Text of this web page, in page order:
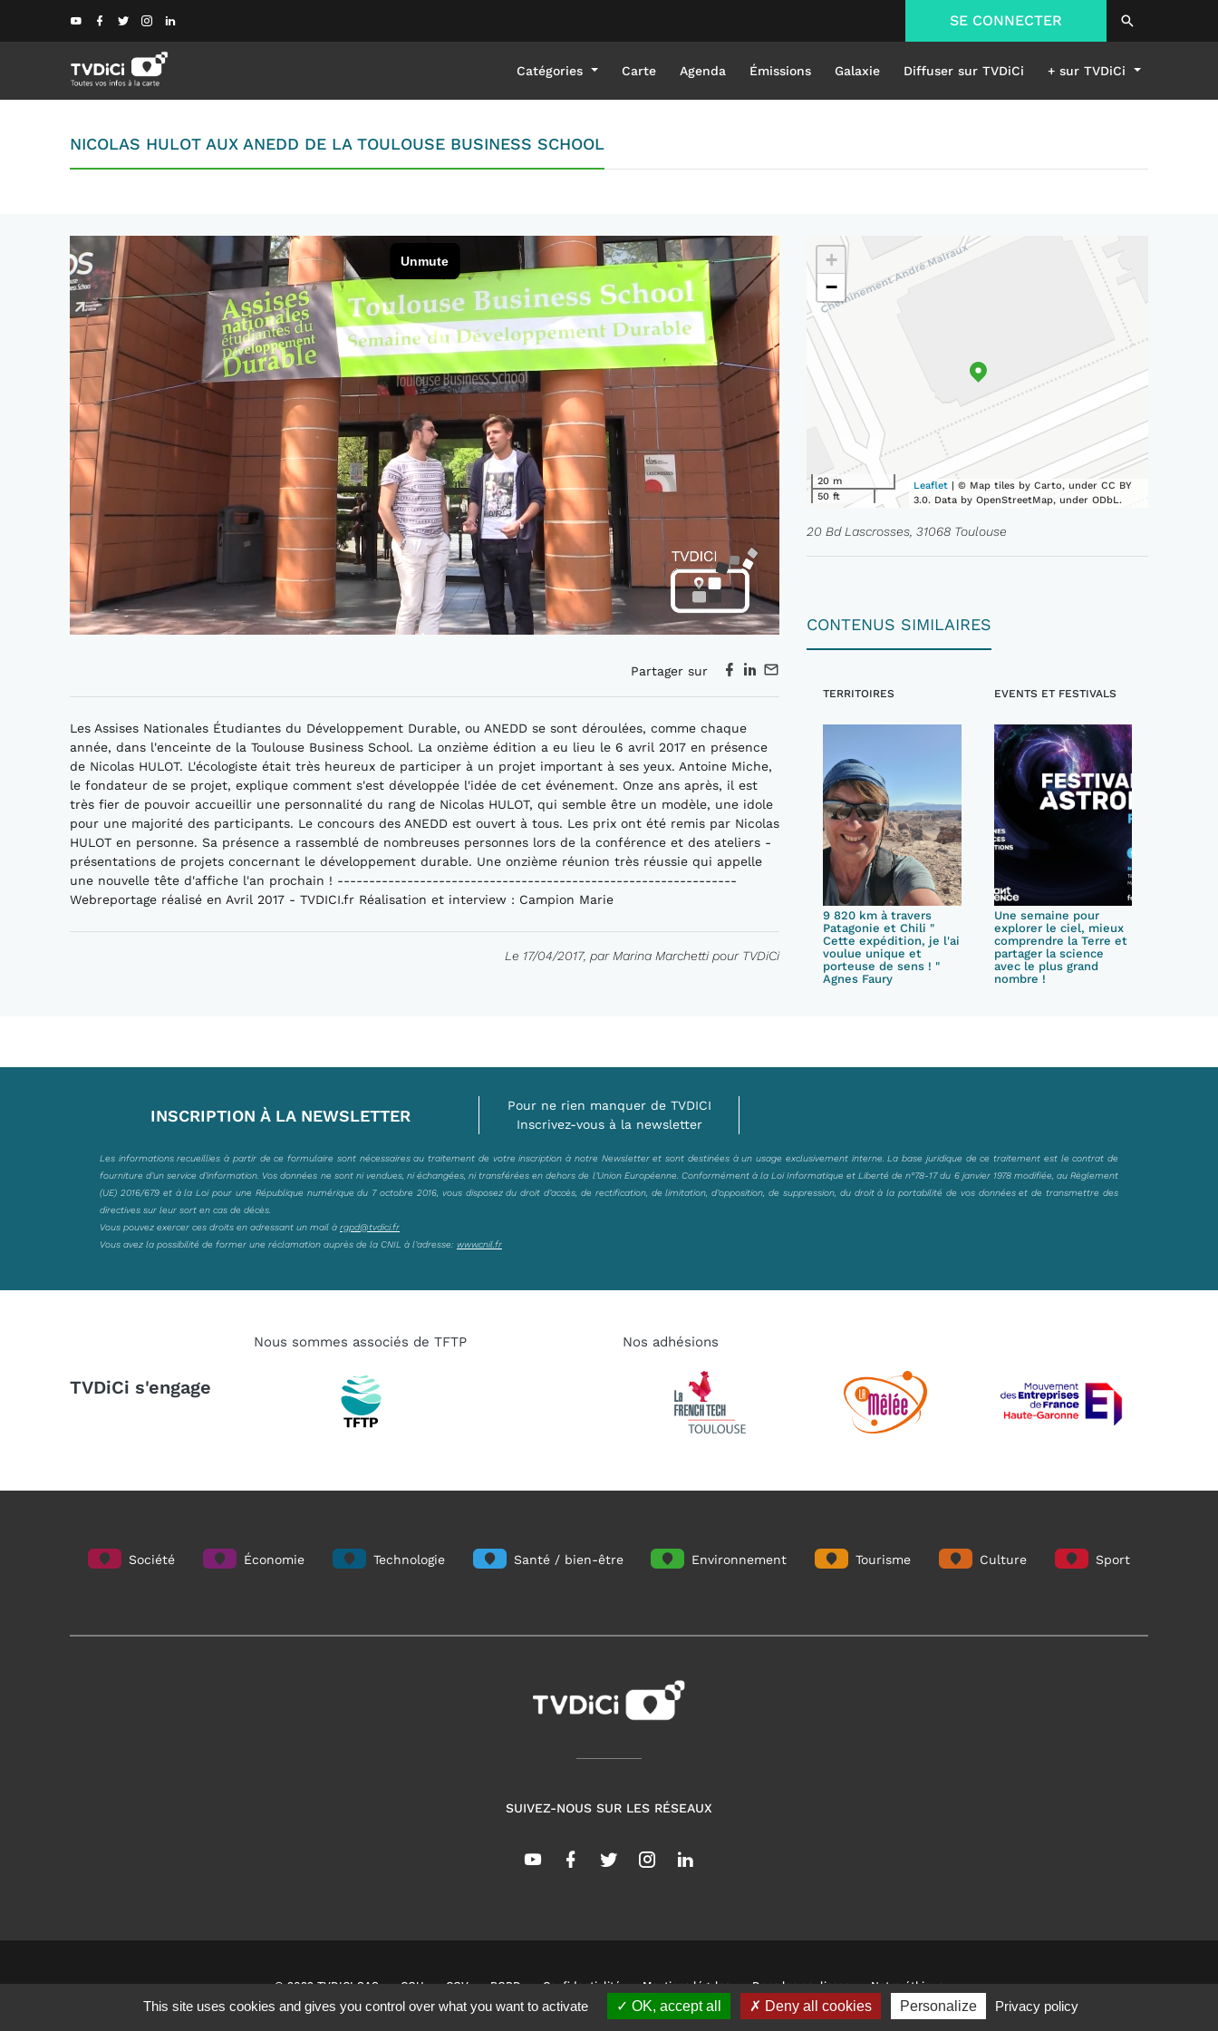
SE CONNECTER
Catégories Carte Agenda Émissions Galaxie Diffuser sur TVDiCi + sur TVDiCi
NICOLAS HULOT AUX ANEDD DE LA TOULOUSE BUSINESS SCHOOL
Partager sur
Les Assises Nationales Étudiantes du Développement Durable, ou ANEDD se sont déroulées, comme chaque
année, dans l'enceinte de la Toulouse Business School. La onzième édition a eu lieu le 6 avril 2017 en présence
de Nicolas HULOT. L'écologiste était très heureux de participer à un projet important à ses yeux. Antoine Miche,
le fondateur de se projet, explique comment s'est développée l'idée de cet événement. Onze ans après, il est
très fier de pouvoir accueillir une personnalité du rang de Nicolas HULOT, qui semble être un modèle, une idole
pour une majorité des participants. Le concours des ANEDD est ouvert à tous. Les prix ont été remis par Nicolas
HULOT en personne. Sa présence a rassemblé de nombreuses personnes lors de la conférence et des ateliers -
présentations de projets concernant le développement durable. Une onzième réunion très réussie qui appelle
une nouvelle tête d'affiche l'an prochain ! ---------------------------------------------------------------
Webreportage réalisé en Avril 2017 - TVDICI.fr Réalisation et interview : Campion Marie
Le 17/04/2017, par Marina Marchetti pour TVDiCi
+
−
20 m
50 ft
Leaflet | © Map tiles by Carto, under CC BY
3.0. Data by OpenStreetMap, under ODbL.
20 Bd Lascrosses, 31068 Toulouse
CONTENUS SIMILAIRES
TERRITOIRES
9 820 km à travers
Patagonie et Chili "
Cette expédition, je l'ai
voulue unique et
porteuse de sens ! "
Agnes Faury
EVENTS ET FESTIVALS
Une semaine pour
explorer le ciel, mieux
comprendre la Terre et
partager la science
avec le plus grand
nombre !
INSCRIPTION À LA NEWSLETTER
Pour ne rien manquer de TVDICI
Inscrivez-vous à la newsletter
Les informations recueillies à partir de ce formulaire sont nécessaires au traitement de votre inscription à notre Newsletter et sont destinées à un usage exclusivement interne. La base juridique de ce traitement est le contrat de
fourniture d’un service d’information. Vos données ne sont ni vendues, ni échangées, ni transférées en dehors de l’Union Européenne. Conformément à la Loi Informatique et Liberté de n°78-17 du 6 janvier 1978 modifiée, au Règlement
(UE) 2016/679 et à la Loi pour une République numérique du 7 octobre 2016, vous disposez du droit d’accès, de rectification, de limitation, d’opposition, de suppression, du droit à la portabilité de vos données et de transmettre des
directives sur leur sort en cas de décès.
Vous pouvez exercer ces droits en adressant un mail à rgpd@tvdici.fr
Vous avez la possibilité de former une réclamation auprès de la CNIL à l’adresse: www.cnil.fr
TVDiCi s'engage
Nous sommes associés de TFTP Nos adhésions
Société Économie Technologie Santé / bien-être Environnement Tourisme Culture Sport
SUIVEZ-NOUS SUR LES RÉSEAUX
© 2022 TVDICI SAS CGU CGV RGPD Confidentialité Mentions légales Dans les coulisses Notre éthique
This site uses cookies and gives you control over what you want to activate OK, accept all Deny all cookies Personalize Privacy policy